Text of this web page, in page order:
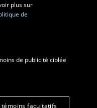
droits réservés
plus sur
de
de publicité ciblée
témoins facultatifs